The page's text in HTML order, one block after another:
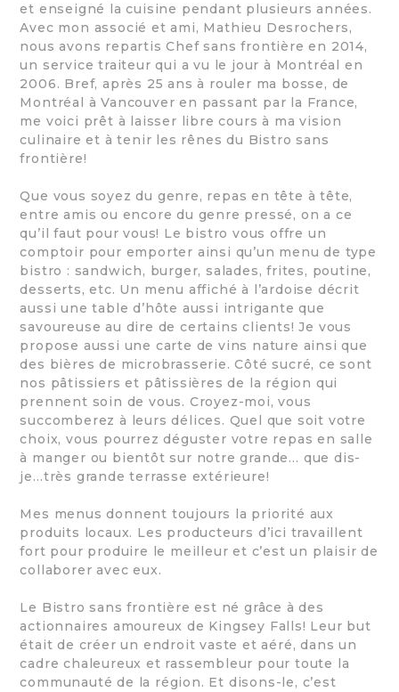
et enseigné la cuisine pendant plusieurs années.
Avec mon associé et ami, Mathieu Desrochers,
nous avons repartis Chef sans frontière en 2014,
un service traiteur qui a vu le jour à Montréal en
2006. Bref, après 25 ans à rouler ma bosse, de
Montréal à Vancouver en passant par la France,
me voici prêt à laisser libre cours à ma vision
culinaire et à tenir les rênes du Bistro sans
frontière!
Que vous soyez du genre, repas en tête à tête,
entre amis ou encore du genre pressé, on a ce
qu’il faut pour vous! Le bistro vous offre un
comptoir pour emporter ainsi qu’un menu de type
bistro : sandwich, burger, salades, frites, poutine,
desserts, etc. Un menu affiché à l’ardoise décrit
aussi une table d’hôte aussi intrigante que
savoureuse au dire de certains clients! Je vous
propose aussi une carte de vins nature ainsi que
des bières de microbrasserie. Côté sucré, ce sont
nos pâtissiers et pâtissières de la région qui
prennent soin de vous. Croyez-moi, vous
succomberez à leurs délices. Quel que soit votre
choix, vous pourrez déguster votre repas en salle
à manger ou bientôt sur notre grande… que dis-
je…très grande terrasse extérieure!
Mes menus donnent toujours la priorité aux
produits locaux. Les producteurs d’ici travaillent
fort pour produire le meilleur et c’est un plaisir de
collaborer avec eux.
Le Bistro sans frontière est né grâce à des
actionnaires amoureux de Kingsey Falls! Leur but
était de créer un endroit vaste et aéré, dans un
cadre chaleureux et rassembleur pour toute la
communauté de la région. Et disons-le, c’est